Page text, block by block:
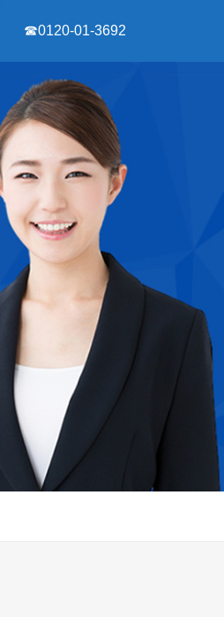
☎0120-01-3692